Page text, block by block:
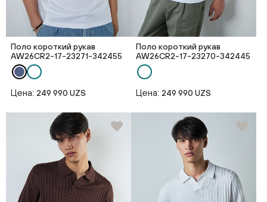
Поло короткий рукав
AW26CR2-17-23271-342455
Цена: 249 990 UZS
Поло короткий рукав
AW26CR2-17-23270-342445
Цена: 249 990 UZS